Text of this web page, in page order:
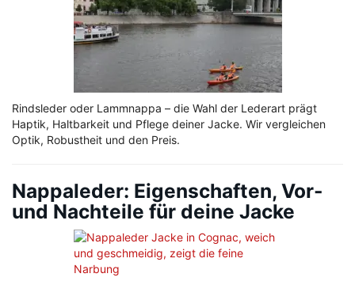
Rindsleder oder Lammnappa – die Wahl der Lederart prägt
Haptik, Haltbarkeit und Pflege deiner Jacke. Wir vergleichen
Optik, Robustheit und den Preis.
Nappaleder: Eigenschaften, Vor-
und Nachteile für deine Jacke